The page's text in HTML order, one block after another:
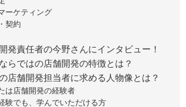
ーケティング
契約
発責任者の今野さんにインタビュー！
らではの店舗開発の特徴とは？
店舗開発担当者に求める人物像とは？
は店舗開発の経験者
験でも、学んでいただける方